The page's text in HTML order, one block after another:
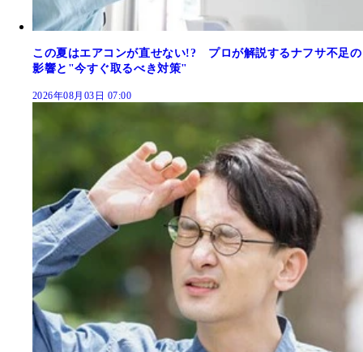
この夏はエアコンが直せない!? プロが解説するナフサ不足の
影響と"今すぐ取るべき対策"
2026年08月03日 07:00